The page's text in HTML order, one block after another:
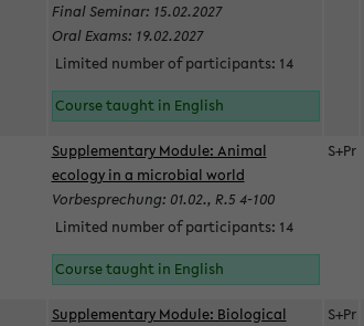
Final Seminar: 15.02.2027
Oral Exams: 19.02.2027
Limited number of participants: 14
Course taught in English
Supplementary Module: Animal
ecology in a microbial world
Vorbesprechung: 01.02., R.5 4-100
Limited number of participants: 14
Course taught in English
S+Pr
Supplementary Module: Biological
S+Pr